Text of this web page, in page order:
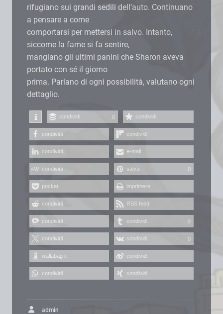
rifugiano sui grandi sedili dell’auto. Continuano
a pensare a come
comportarsi per mettersi in salvo. Intanto,
siccome la fame si fa sentire,
mangiano gli ultimi panini che Sharon aveva
portato con sé il giorno
prima. Parlano di ogni possibilità, valutano ogni
dettaglio.
condividi 0 condividi
condividi condividi
condividi e-mail
condividi salva 0
pocket imprimere
condividi RSS feed
condividi condividi 0
condividi condividi 0
wallabag it condividi
condividi condividi
admin